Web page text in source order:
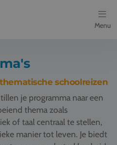
Menu
schoolreizen
je programma naar een
thema zoals
of taal centraal te stellen,
manier tot leven. Je biedt